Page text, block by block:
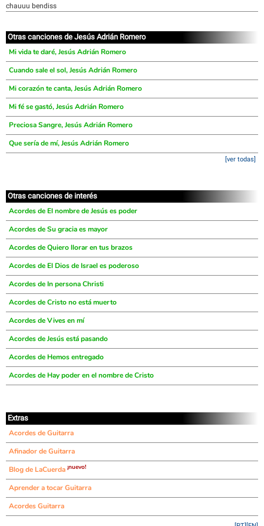
chauuu bendiss
Otras canciones de Jesús Adrián Romero
Mi vida te daré, Jesús Adrián Romero
Cuando sale el sol, Jesús Adrián Romero
Mi corazón te canta, Jesús Adrián Romero
Mi fé se gastó, Jesús Adrián Romero
Preciosa Sangre, Jesús Adrián Romero
Que sería de mí, Jesús Adrián Romero
[ver todas]
Otras canciones de interés
Acordes de El nombre de Jesús es poder
Acordes de Su gracia es mayor
Acordes de Quiero llorar en tus brazos
Acordes de El Dios de Israel es poderoso
Acordes de In persona Christi
Acordes de Cristo no está muerto
Acordes de Vives en mí
Acordes de Jesús está pasando
Acordes de Hemos entregado
Acordes de Hay poder en el nombre de Cristo
Extras
Acordes de Guitarra
Afinador de Guitarra
Blog de LaCuerda ¡nuevo!
Aprender a tocar Guitarra
Acordes Guitarra